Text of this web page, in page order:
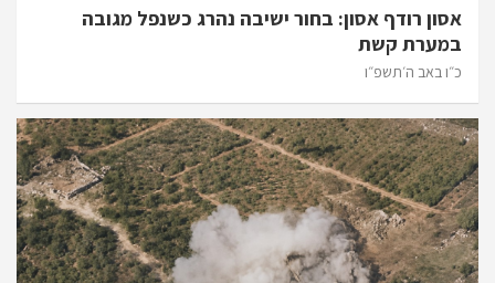
אסון רודף אסון: בחור ישיבה נהרג כשנפל מגובה
במערת קשת
כ״ו באב ה׳תשפ״ו